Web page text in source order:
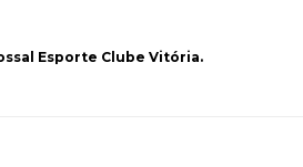
Esporte Clube Vitória.